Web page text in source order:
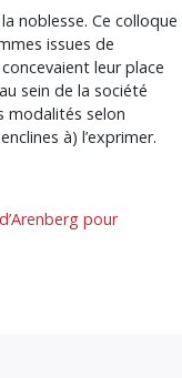
noblesse. Ce colloque
issues de
leur place
sein de la société
modalités selon
à) l’exprimer.
pour